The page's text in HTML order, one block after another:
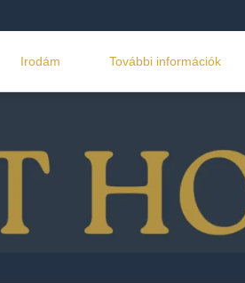
Irodám További információk